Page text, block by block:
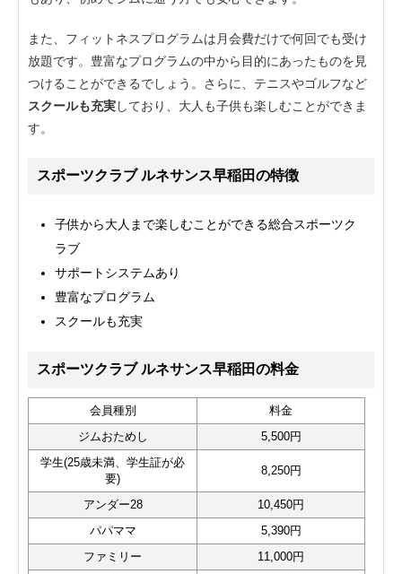
また、フィットネスプログラムは月会費だけで何回でも受け
放題です。豊富なプログラムの中から目的にあったものを見
つけることができるでしょう。さらに、テニスやゴルフなど
スクールも充実しており、大人も子供も楽しむことができま
す。
スポーツクラブ ルネサンス早稲田の特徴
子供から大人まで楽しむことができる総合スポーツク
ラブ
サポートシステムあり
豊富なプログラム
スクールも充実
スポーツクラブ ルネサンス早稲田の料金
会員種別
料金
ジムおためし
5,500円
学生(25歳未満、学生証が必
要)
8,250円
アンダー28
10,450円
パパママ
5,390円
ファミリー
11,000円